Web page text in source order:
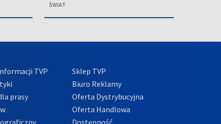
ŚWIAT
TVP
prasy
Sklep TVP
Biuro Reklamy
Oferta Dystrybucyjna
Oferta Handlowa
Dostępność